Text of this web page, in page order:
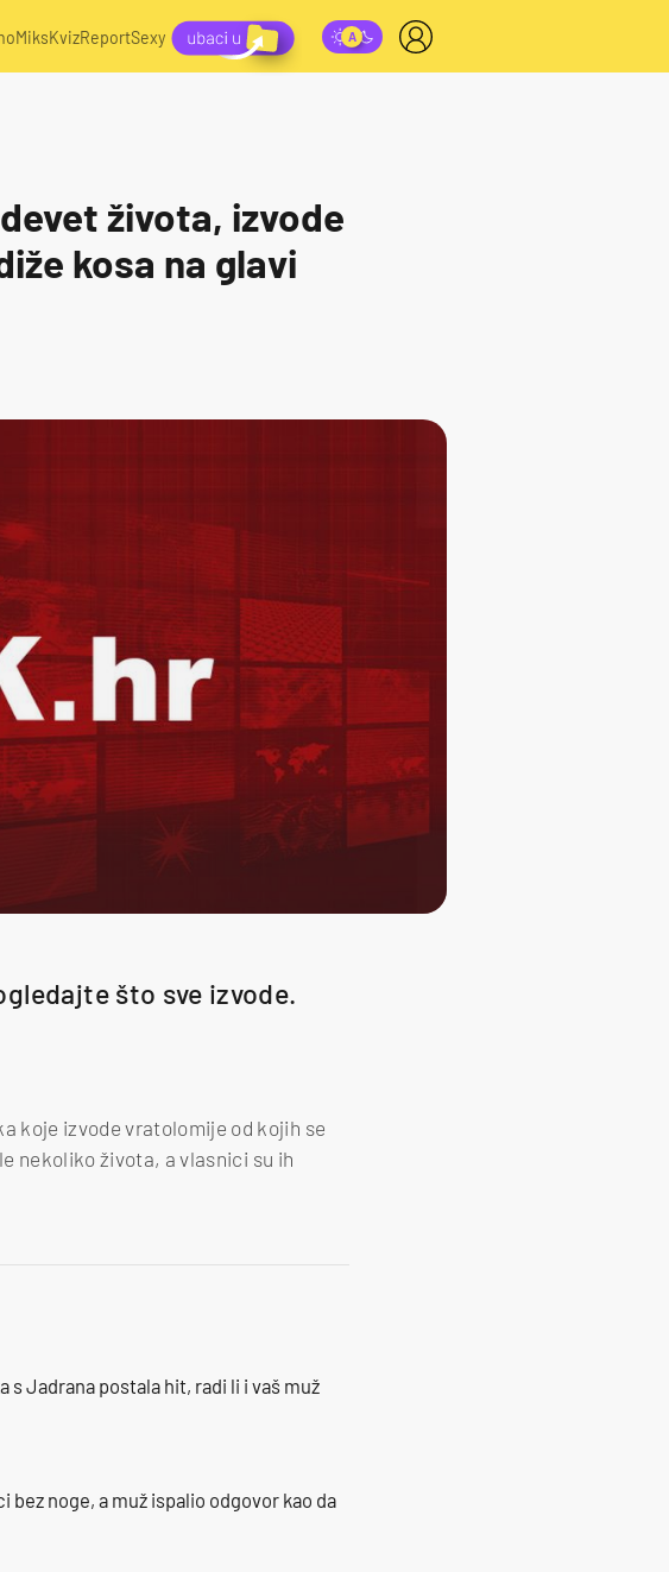
MiksKvizReportSexy
života, izvode
kosa na glavi
što sve izvode.
koje izvode vratolomije od kojih se
nekoliko života, a vlasnici su ih
s Jadrana postala hit, radi li i vaš muž
noge, a muž ispalio odgovor kao da